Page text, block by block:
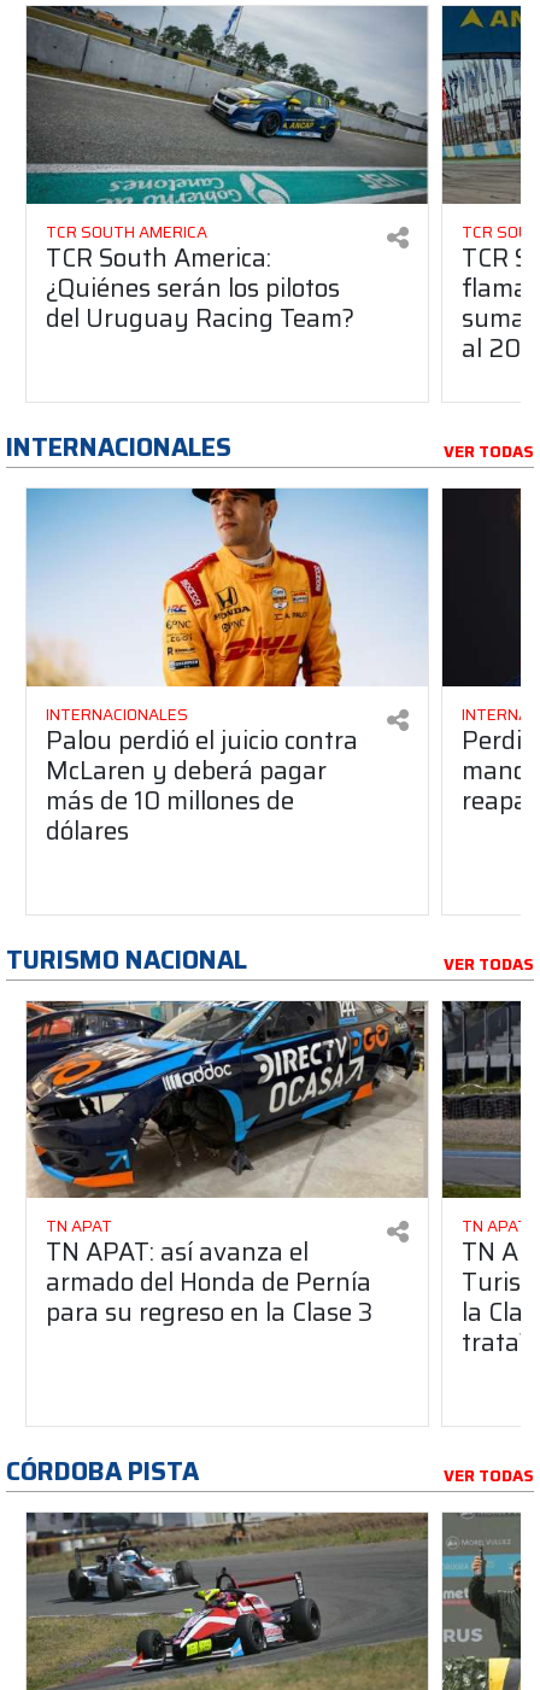
TCR SOUTH AMERICA
TCR South America:
¿Quiénes serán los pilotos
del Uruguay Racing Team?
TCR
TCR
suma
al
INTERNACIONALES VER TODAS
INTERNACIONALES
Palou perdió el juicio contra
McLaren y deberá pagar
más de 10 millones de
dólares
TURISMO NACIONAL VER TODAS
TN APAT
TN APAT: así avanza el
armado del Honda de Pernía
para su regreso en la Clase 3
TN APAT
TN
la
trata?
CÓRDOBA PISTA VER TODAS